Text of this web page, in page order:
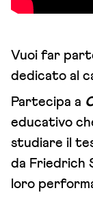
Vuoi far
dedicato al
Partecipa a
educativo
studiare il
da Friedrich
loro